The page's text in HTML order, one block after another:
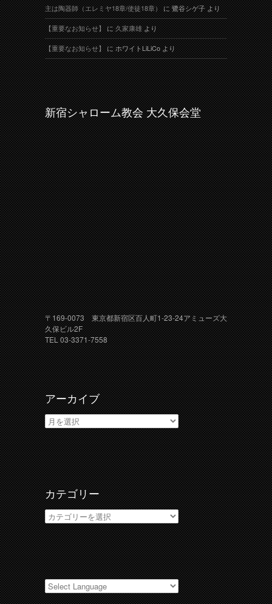
主は陶器師（エレミヤ18章/使徒18章）に鷺谷シゲ子より
【重要なお知らせ】に久家康雄より
【重要なお知らせ】にホワイトLiLiCoより
新宿シャローム教会 大久保会堂
〒169-0073 東京都新宿区百人町1-23-24アミューズ大
久保ビル2F
TEL 03-3371-7558
アーカイブ
ア
ー
カ
イ
ブ
カテゴリー
カ
テ
ゴ
リ
ー